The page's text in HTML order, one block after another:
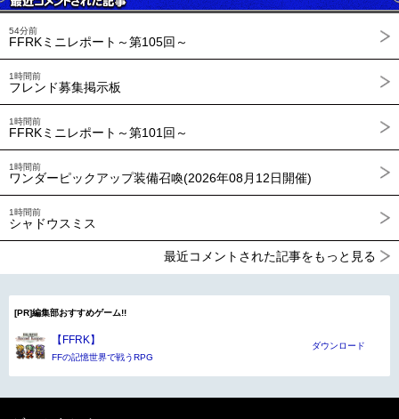
54分前
FFRKミニレポート～第105回～
1時間前
フレンド募集掲示板
1時間前
FFRKミニレポート～第101回～
1時間前
ワンダーピックアップ装備召喚(2026年08月12日開催)
1時間前
シャドウスミス
最近コメントされた記事をもっと見る
[PR]編集部おすすめゲーム!!
【FFRK】
FFの記憶世界で戦うRPG
ダウンロード